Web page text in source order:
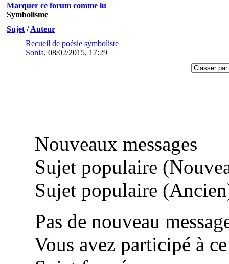
Marquer ce forum comme lu
Symbolisme
Sujet /Auteur
Recueil de poésie symboliste
Sonia, 08/02/2015, 17:29
Nouveaux messages
Sujet populaire
Sujet populaire
Pas de nouveau
Vous avez participé à